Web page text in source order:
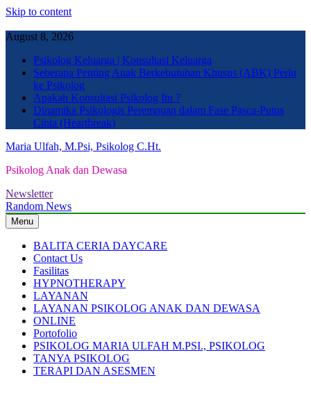
Skip to content
August 8, 2026
Psikolog Keluarga | Konsultasi Keluarga
Seberapa Penting Anak Berkebutuhan Khusus (ABK) Perlu
ke Psikolog
Apakah Konsultasi Psikolog Itu ?
Dinamika Psikologis Perempuan dalam Fase Pasca-Putus
Cinta (Heartbreak)
Maria Ulfah, M.Psi, Psikolog C.Ht.
Psikolog Anak dan Dewasa
Newsletter
Random News
Menu
BALITA CERIA DAYCARE
Contact Us
Fasilitas
HYPNOTHERAPY
LAYANAN
LAYANAN PSIKOLOG ANAK DAN DEWASA
ONLINE
Portofolio
PSIKOLOG MARIA ULFAH M.PSI., PSIKOLOG
TANYA PSIKOLOG
TERAPI DAN ASESMEN